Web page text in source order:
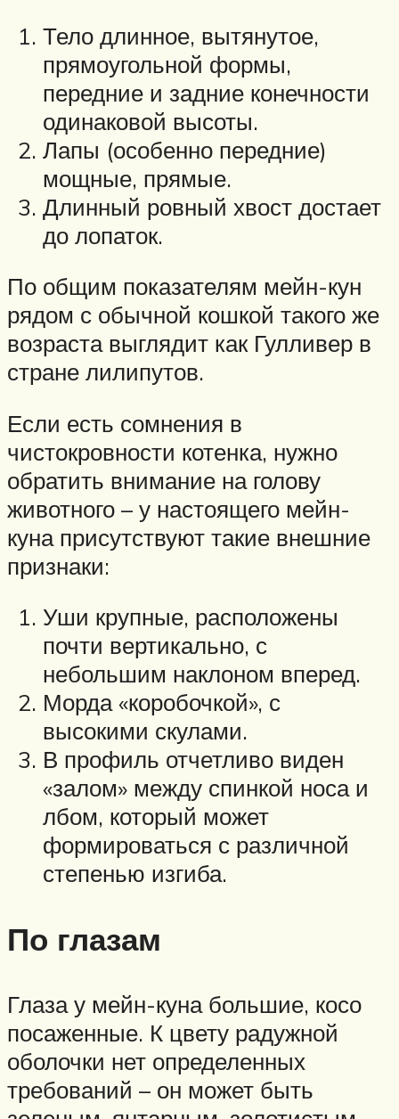
Тело длинное, вытянутое,
прямоугольной формы,
передние и задние конечности
одинаковой высоты.
Лапы (особенно передние)
мощные, прямые.
Длинный ровный хвост достает
до лопаток.
По общим показателям мейн-кун
рядом с обычной кошкой такого же
возраста выглядит как Гулливер в
стране лилипутов.
Если есть сомнения в
чистокровности котенка, нужно
обратить внимание на голову
животного – у настоящего мейн-
куна присутствуют такие внешние
признаки:
Уши крупные, расположены
почти вертикально, с
небольшим наклоном вперед.
Морда «коробочкой», с
высокими скулами.
В профиль отчетливо виден
«залом» между спинкой носа и
лбом, который может
формироваться с различной
степенью изгиба.
По глазам
Глаза у мейн-куна большие, косо
посаженные. К цвету радужной
оболочки нет определенных
требований – он может быть